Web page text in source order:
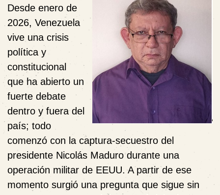
Desde enero de
2026, Venezuela
vive una crisis
política y
constitucional
que ha abierto un
fuerte debate
dentro y fuera del
país; todo
comenzó con la captura-secuestro del
presidente Nicolás Maduro durante una
operación militar de EEUU. A partir de ese
momento surgió una pregunta que sigue sin